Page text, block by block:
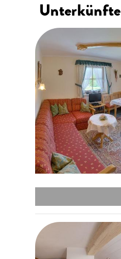
Unterkünfte